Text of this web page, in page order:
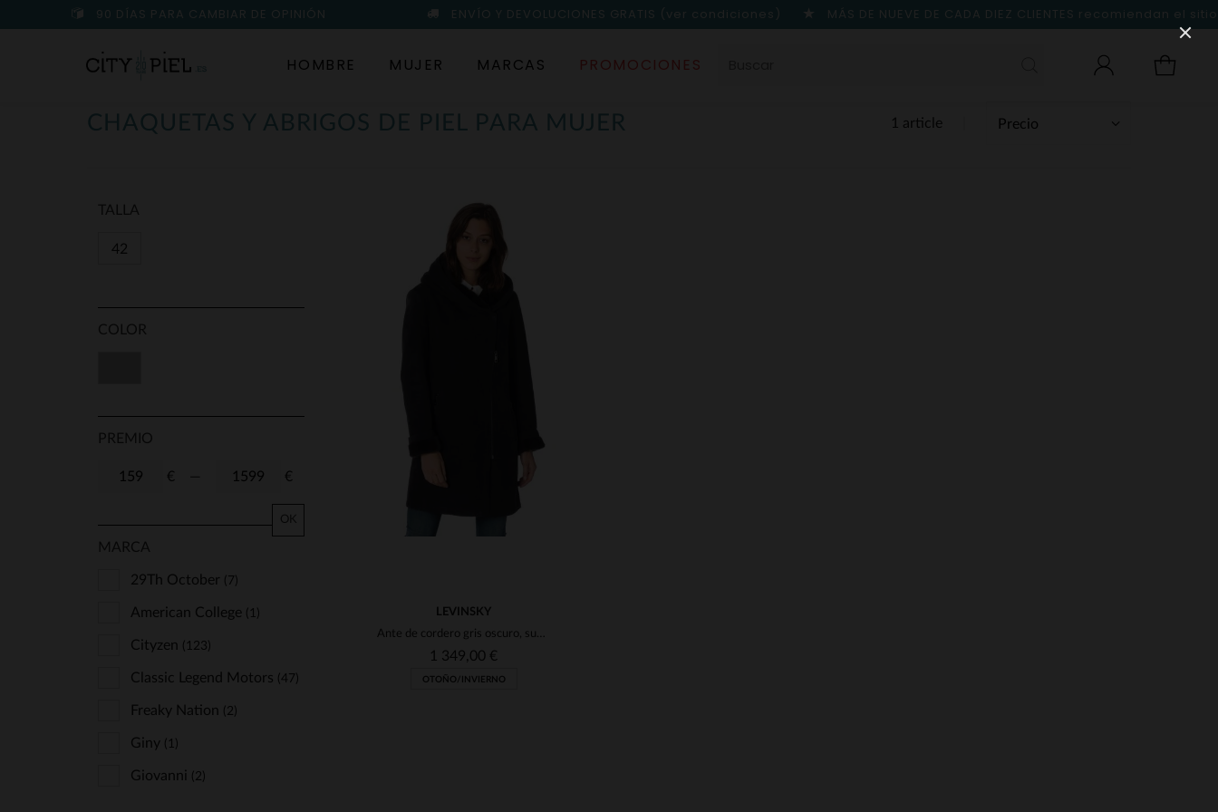
90 DÍAS PARA CAMBIAR DE OPINIÓN ENVÍO Y DEVOLUCIONES GRATIS (ver condiciones) MÁS DE NUEVE DE CADA DIEZ CLIENTES recomiendan el sitio
HOMBRE MUJER MARCAS PROMOCIONES
1 article
CHAQUETAS Y ABRIGOS DE PIEL PARA MUJER
TALLA
42
COLOR
PREMIO
€ €
OK
MARCA
29Th October (7)
American College (1)
Cityzen (123)
Classic Legend Motors (47)
Freaky Nation (2)
Giny (1)
Giovanni (2)
LEVINSKY
Ante de cordero gris oscuro, suave y reversible. Forro de lana.
1 349,00 €
OTOÑO/INVIERNO